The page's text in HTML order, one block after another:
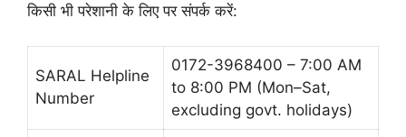
किसी भी परेशानी के लिए पर संपर्क करें:
SARAL Helpline
Number
0172-3968400 – 7:00 AM
to 8:00 PM (Mon–Sat,
excluding govt. holidays)